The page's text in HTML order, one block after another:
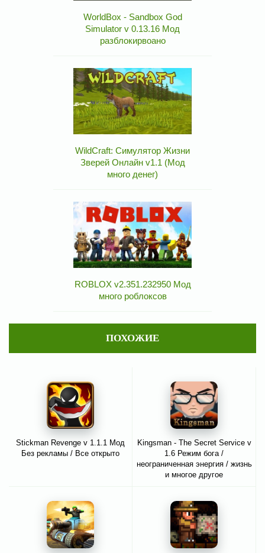
WorldBox - Sandbox God
Simulator v 0.13.16 Мод
разблокирвоано
WildCraft: Симулятор Жизни
Зверей Онлайн v1.1 (Мод
много денег)
ROBLOX v2.351.232950 Мод
много роблоксов
ПОХОЖИЕ
Stickman Revenge v 1.1.1 Мод
Без рекламы / Все открыто
Kingsman - The Secret Service v
1.6 Режим бога /
неограниченная энергия / жизнь
и многое другое